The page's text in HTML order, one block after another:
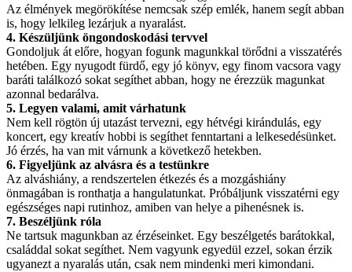
Az élmények megörökítése nemcsak szép emlék, hanem segít abban
is, hogy lelkileg lezárjuk a nyaralást.
4. Készüljünk öngondoskodási tervvel
Gondoljuk át előre, hogyan fogunk magunkkal törődni a visszatérés
hetében. Egy nyugodt fürdő, egy jó könyv, egy finom vacsora vagy
baráti találkozó sokat segíthet abban, hogy ne érezzük magunkat
azonnal bedarálva.
5. Legyen valami, amit várhatunk
Nem kell rögtön új utazást tervezni, egy hétvégi kirándulás, egy
koncert, egy kreatív hobbi is segíthet fenntartani a lelkesedésünket.
Jó érzés, ha van mit várnunk a következő hetekben.
6. Figyeljünk az alvásra és a testünkre
Az alváshiány, a rendszertelen étkezés és a mozgáshiány
önmagában is ronthatja a hangulatunkat. Próbáljunk visszatérni egy
egészséges napi rutinhoz, amiben van helye a pihenésnek is.
7. Beszéljünk róla
Ne tartsuk magunkban az érzéseinket. Egy beszélgetés barátokkal,
családdal sokat segíthet. Nem vagyunk egyedül ezzel, sokan érzik
ugyanezt a nyaralás után, csak nem mindenki meri kimondani.